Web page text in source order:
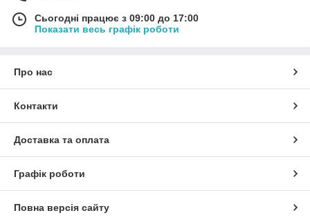
Сьогодні працює з 09:00 до 17:00
Показати весь графік роботи
Про нас
Контакти
Доставка та оплата
Графік роботи
Повна версія сайту